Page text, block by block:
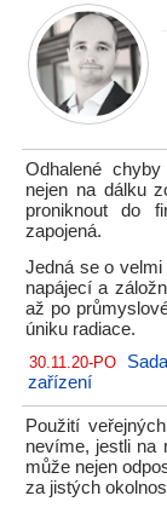
Odhalené
nejen na dálku
proniknout do
zapojená.
Jedná se o
napájecí a
až po
úniku radiace.
30.11.20-PO
zařízení
Použití
nevíme, jestli na
může nejen
za jistých